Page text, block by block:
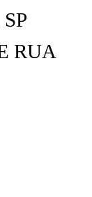
RUA